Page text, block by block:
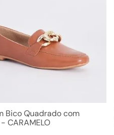
37
38
39
Bico Quadrado com
CARAMELO